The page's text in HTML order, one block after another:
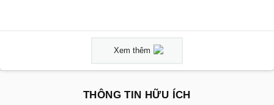
Xem thêm
THÔNG TIN HỮU ÍCH